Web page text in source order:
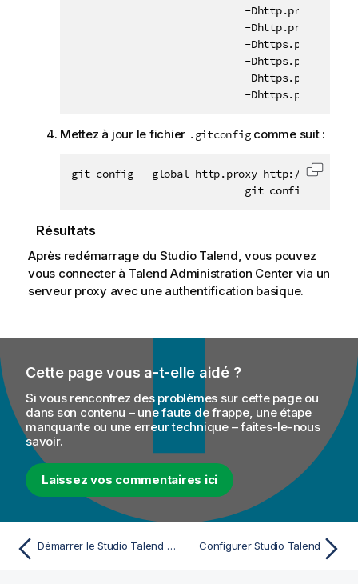
                            -Dhttp.proxyUser=
-
                            -Dhttps.proxyHost=
                            -Dhttps.proxyPort=
                            -Dhttps.proxyUser=
-
Mettez à jour le fichier .gitconfigcomme suit :
git config --global http.proxy http://<
git config --
Copier
Résultats
Après redémarrage du Studio Talend , vous pouvez
vous connecter à Talend Administration Centervia un
serveur proxy avec une authentification basique.
Cette page vous a-t-elle aidé ?
Si vous rencontrez des problèmes sur cette page ou
dans son contenu – une faute de frappe, une étape
manquante ou une erreur technique – faites-le-nous
savoir.
Laissez vos commentaires ici
Démarrer le Studio Talend et récupérer la licence Configurer Studio Talend